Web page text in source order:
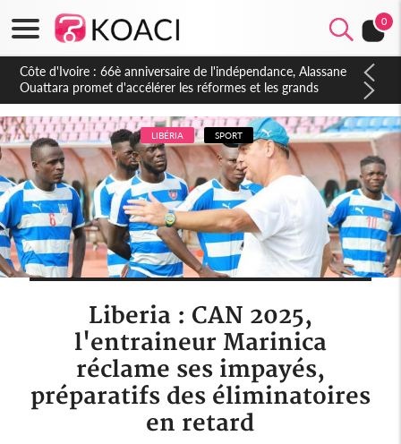
0
Côte d'Ivoire : À Abidjan, Amadou Oury Bah admire le modèle
ivoirien et veut s'en inspirer pour accélérer le développement
de la Guinée
LIBÉRIA SPORT
Liberia : CAN 2025,
l'entraineur Marinica
réclame ses impayés,
préparatifs des éliminatoires
en retard